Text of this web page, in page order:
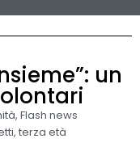
un
, Flash news
, terza età